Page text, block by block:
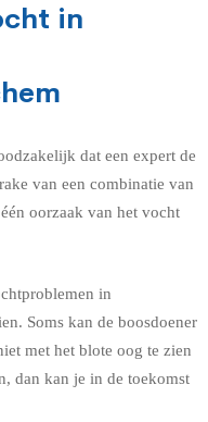
in
dat een expert de
van een combinatie van
oorzaak van het vocht
in
Soms kan de boosdoener
met het blote oog te zien
dan kan je in de toekomst